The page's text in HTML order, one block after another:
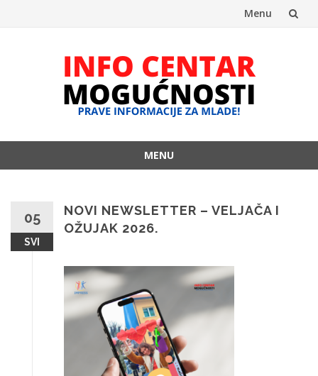
Menu
MENU
05
SVI
NOVI NEWSLETTER – VELJAČA I
OŽUJAK 2026.